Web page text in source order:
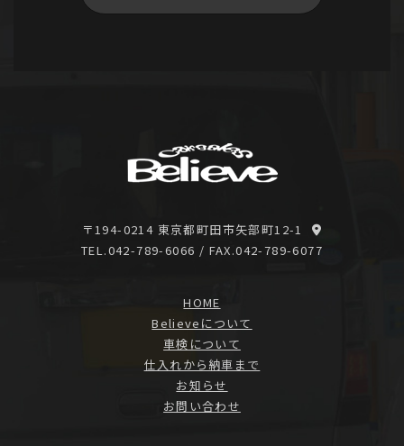
〒194-0214 東京都町田市矢部町12-1
TEL.042-789-6066 / FAX.042-789-6077
HOME
Believeについて
車検について
仕入れから納車まで
お知らせ
お問い合わせ